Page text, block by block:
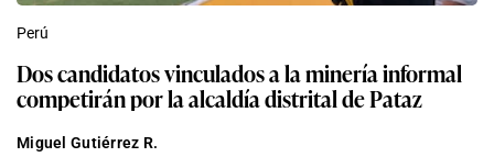
Perú
Dos candidatos vinculados a la minería informal
competirán por la alcaldía distrital de Pataz
Miguel Gutiérrez R.